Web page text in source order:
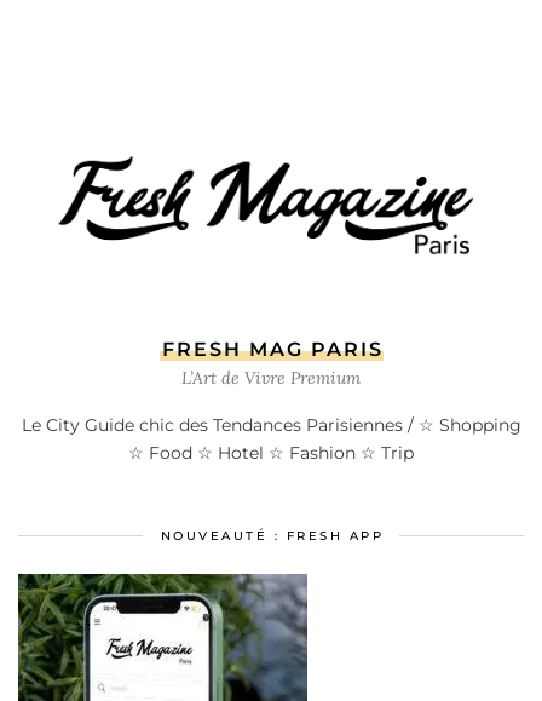
FRESH MAG PARIS
L’Art de Vivre Premium
Le City Guide chic des Tendances Parisiennes / ☆ Shopping
☆ Food ☆ Hotel ☆ Fashion ☆ Trip
NOUVEAUTÉ : FRESH APP